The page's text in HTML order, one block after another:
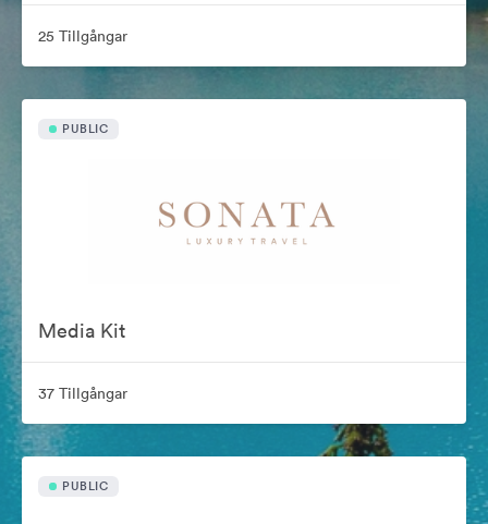
25 Tillgångar
PUBLIC
Media Kit
37 Tillgångar
PUBLIC